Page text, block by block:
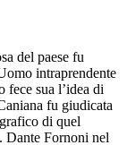
del paese fu
intraprendente
fece sua l’idea di
fu giudicata
di quel
Dante Fornoni nel